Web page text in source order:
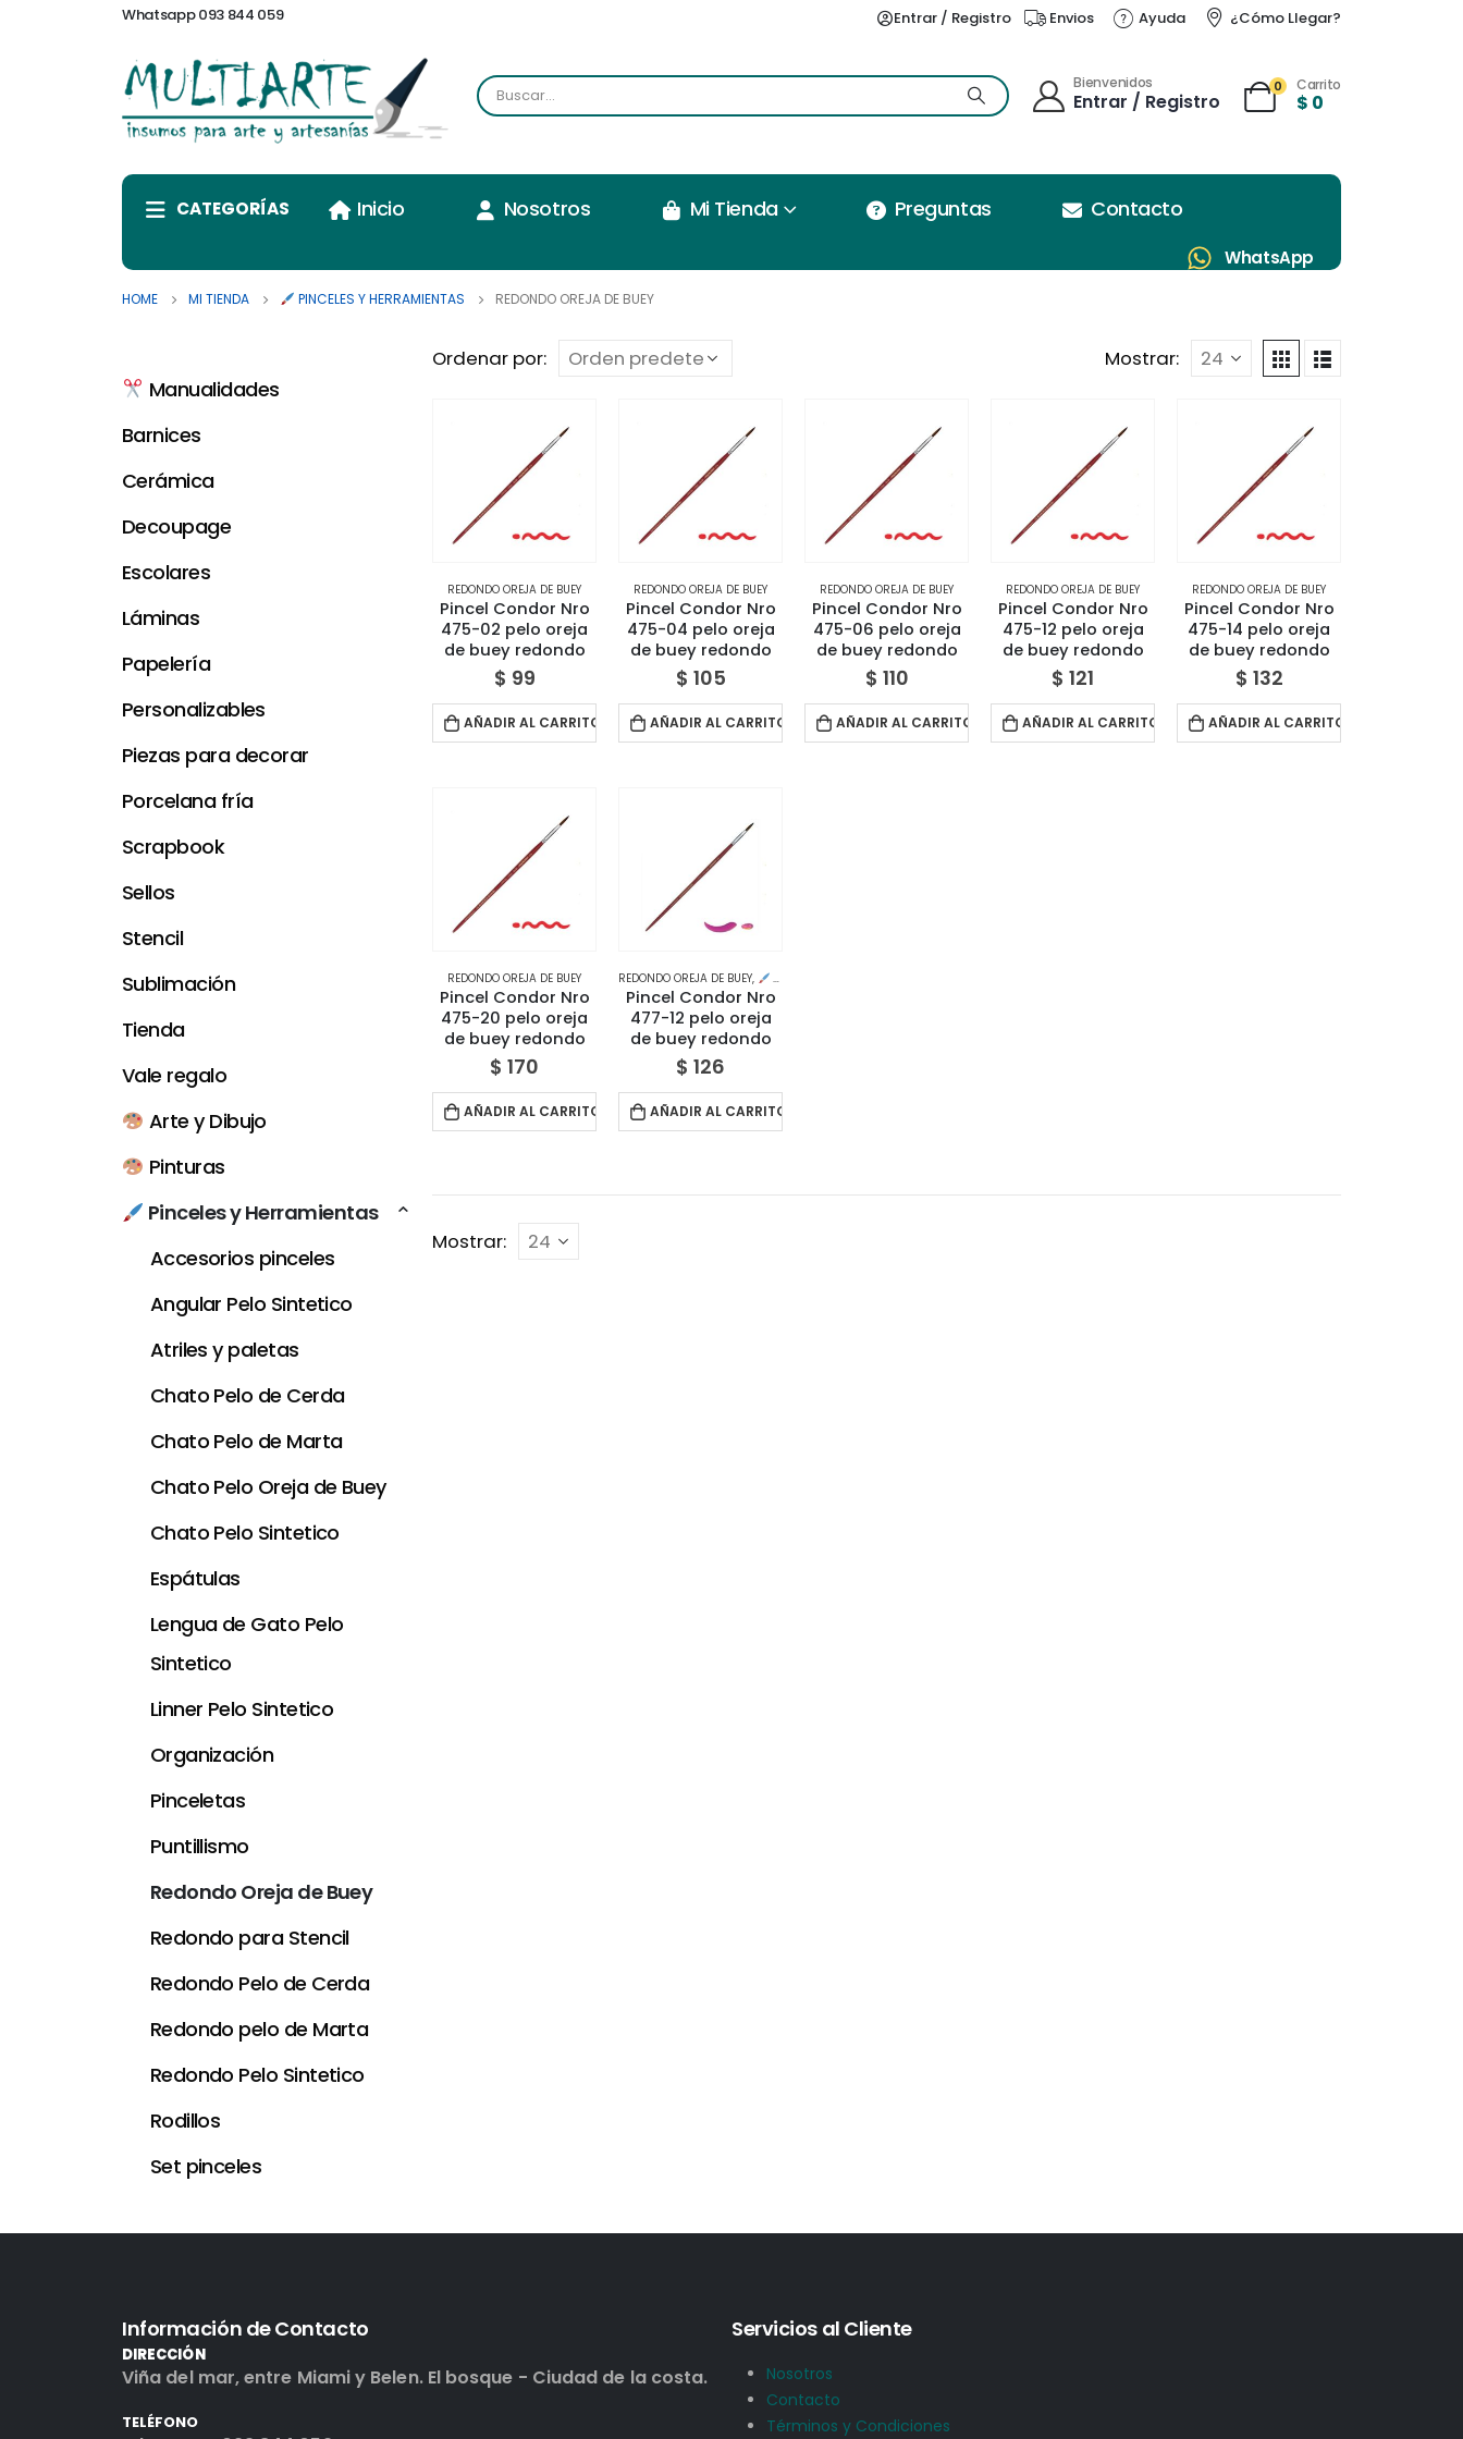
Whatsapp 093 844 059 Entrar / Registro Envios Ayuda ¿Cómo Llegar?
Bienvenidos
Entrar / Registro
0 Carrito
$ 0
CATEGORÍAS Inicio Nosotros Mi Tienda Preguntas Contacto
WhatsApp
HOME MI TIENDA PINCELES Y HERRAMIENTAS REDONDO OREJA DE BUEY
Ordenar por: Mostrar:
REDONDO OREJA DE BUEY
Pincel Condor Nro
475-02 pelo oreja
de buey redondo
$ 99
AÑADIR AL CARRITO
REDONDO OREJA DE BUEY
Pincel Condor Nro
475-04 pelo oreja
de buey redondo
$ 105
AÑADIR AL CARRITO
REDONDO OREJA DE BUEY
Pincel Condor Nro
475-06 pelo oreja
de buey redondo
$ 110
AÑADIR AL CARRITO
REDONDO OREJA DE BUEY
Pincel Condor Nro
475-12 pelo oreja
de buey redondo
$ 121
AÑADIR AL CARRITO
REDONDO OREJA DE BUEY
Pincel Condor Nro
475-14 pelo oreja
de buey redondo
$ 132
AÑADIR AL CARRITO
REDONDO OREJA DE BUEY
Pincel Condor Nro
475-20 pelo oreja
de buey redondo
$ 170
AÑADIR AL CARRITO
REDONDO OREJA DE BUEY, PINCELES Y HERRAMIENTAS
Pincel Condor Nro
477-12 pelo oreja
de buey redondo
$ 126
AÑADIR AL CARRITO
Mostrar:
Manualidades
Barnices
Cerámica
Decoupage
Escolares
Láminas
Papelería
Personalizables
Piezas para decorar
Porcelana fría
Scrapbook
Sellos
Stencil
Sublimación
Tienda
Vale regalo
Arte y Dibujo
Pinturas
Pinceles y Herramientas
Accesorios pinceles
Angular Pelo Sintetico
Atriles y paletas
Chato Pelo de Cerda
Chato Pelo de Marta
Chato Pelo Oreja de Buey
Chato Pelo Sintetico
Espátulas
Lengua de Gato Pelo
Sintetico
Linner Pelo Sintetico
Organización
Pinceletas
Puntillismo
Redondo Oreja de Buey
Redondo para Stencil
Redondo Pelo de Cerda
Redondo pelo de Marta
Redondo Pelo Sintetico
Rodillos
Set pinceles
Información de Contacto
DIRECCIÓN
Viña del mar, entre Miami y Belen. El bosque - Ciudad de la costa.
TELÉFONO
Servicios al Cliente
Nosotros
Contacto
Términos y Condiciones